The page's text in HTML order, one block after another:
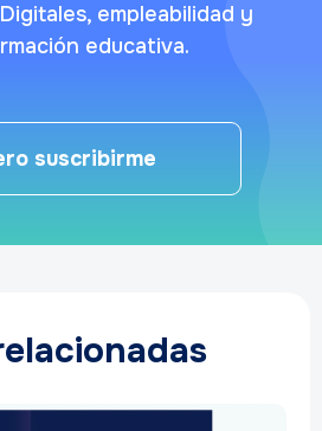
empleabilidad y
educativa.
suscribirme